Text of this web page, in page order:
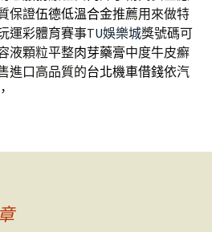
保證伍德低溫合金推薦用來做特
運彩體育賽事TU娛樂城獎號碼可
液顆粒平整肉芽藥膏中度牛皮癬
進口高品質的台北機車借錢依汽